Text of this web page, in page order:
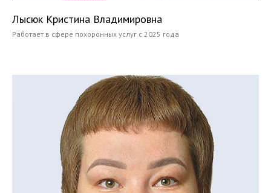
Лысюк Кристина Владимировна
Работает в сфере похоронных услуг с 2025 года